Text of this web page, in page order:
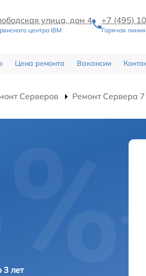
улица, дом 4
центра IBM
+7 (495)
Горячая линия
Цена ремонта Вакансии
Серверов Ремонт Сервера
3 лет